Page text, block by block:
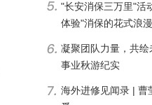
"长安消保三万里"活
体验"消保的花式浪
凝聚团队力量，共
事业秋游纪实
海外进修见闻录 | 曹